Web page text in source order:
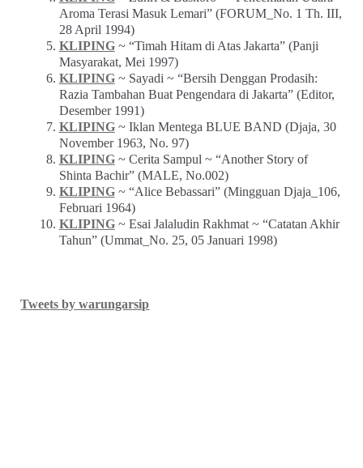
Aroma Terasi Masuk Lemari” (FORUM_No. 1 Th. III,
28 April 1994)
KLIPING~ “Timah Hitam di Atas Jakarta” (Panji
Masyarakat, Mei 1997)
KLIPING~ Sayadi ~ “Bersih Denggan Prodasih:
Razia Tambahan Buat Pengendara di Jakarta” (Editor,
Desember 1991)
KLIPING~ Iklan Mentega BLUE BAND (Djaja, 30
November 1963, No. 97)
KLIPING~ Cerita Sampul ~ “Another Story of
Shinta Bachir” (MALE, No.002)
KLIPING~ “Alice Bebassari” (Mingguan Djaja_106,
Februari 1964)
KLIPING~ Esai Jalaludin Rakhmat ~ “Catatan Akhir
Tahun” (Ummat_No. 25, 05 Januari 1998)
Tweets by warungarsip